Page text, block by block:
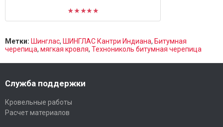
Метки: Шинглас, ШИНГЛАС Кантри Индиана, Битумная
черепица, мягкая кровля, Технониколь битумная черепица
Служба поддержки
Кровельные работы
Расчет материалов